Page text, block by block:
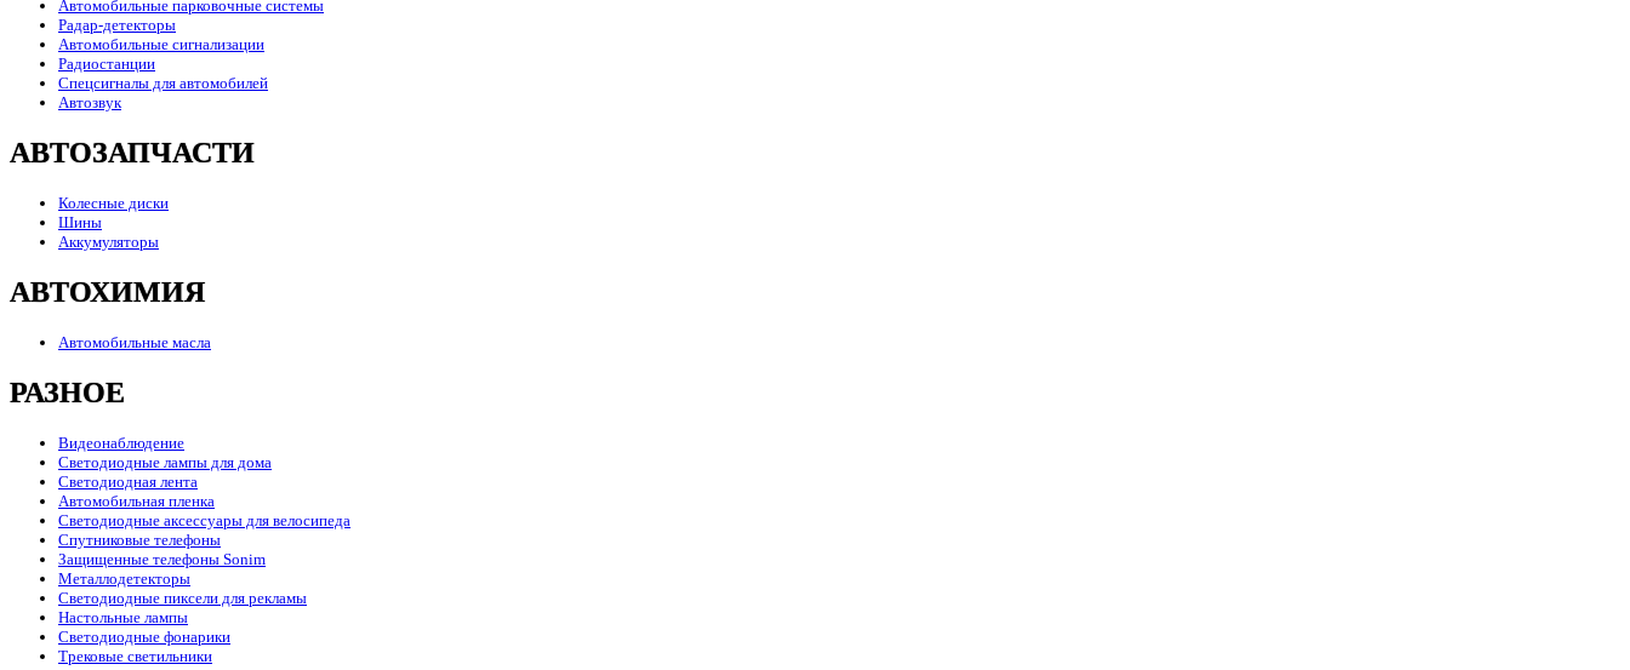
Автомобильные парковочные системы
Радар-детекторы
Автомобильные сигнализации
Радиостанции
Спецсигналы для автомобилей
Автозвук
АВТОЗАПЧАСТИ
Колесные диски
Шины
Аккумуляторы
АВТОХИМИЯ
Автомобильные масла
РАЗНОЕ
Видеонаблюдение
Светодиодные лампы для дома
Светодиодная лента
Автомобильная пленка
Светодиодные аксессуары для велосипеда
Спутниковые телефоны
Защищенные телефоны Sonim
Металлодетекторы
Светодиодные пиксели для рекламы
Настольные лампы
Светодиодные фонарики
Трековые светильники